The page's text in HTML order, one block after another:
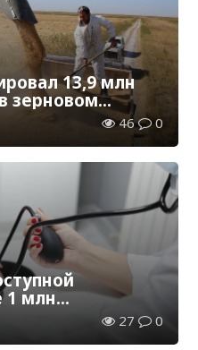
13,9 млн
зерновом
46 0
млн
27 0